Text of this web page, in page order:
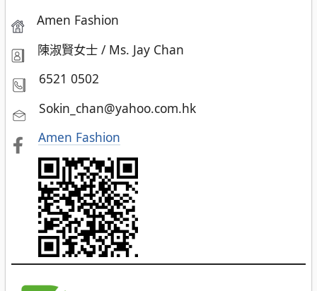
Amen Fashion
陳淑賢女士 / Ms. Jay Chan
6521 0502
Sokin_chan@yahoo.com.hk
Amen Fashion